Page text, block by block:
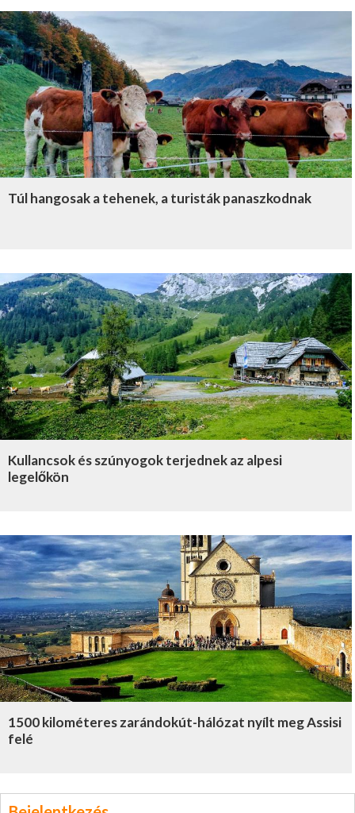
Túl hangosak a tehenek, a turisták panaszkodnak
Kullancsok és szúnyogok terjednek az alpesi
legelőkön
1500 kilométeres zarándokút-hálózat nyílt meg Assisi
felé